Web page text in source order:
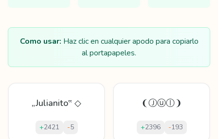
Como usar: Haz clic en cualquier apodo para copiarlo
al portapapeles.
„Julianito‟ ◇
+2421 -5
❨Ⓙⓤⓛ❩
+2396 -193